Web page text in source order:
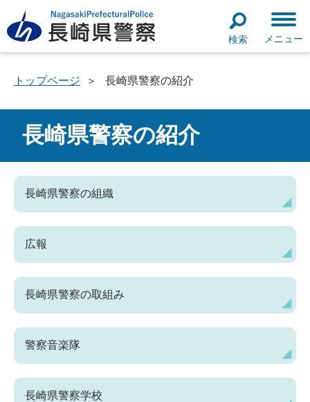
検索 メニュー
トップページ ＞ 長崎県警察の紹介
長崎県警察の紹介
長崎県警察の組織
広報
長崎県警察の取組み
警察音楽隊
長崎県警察学校